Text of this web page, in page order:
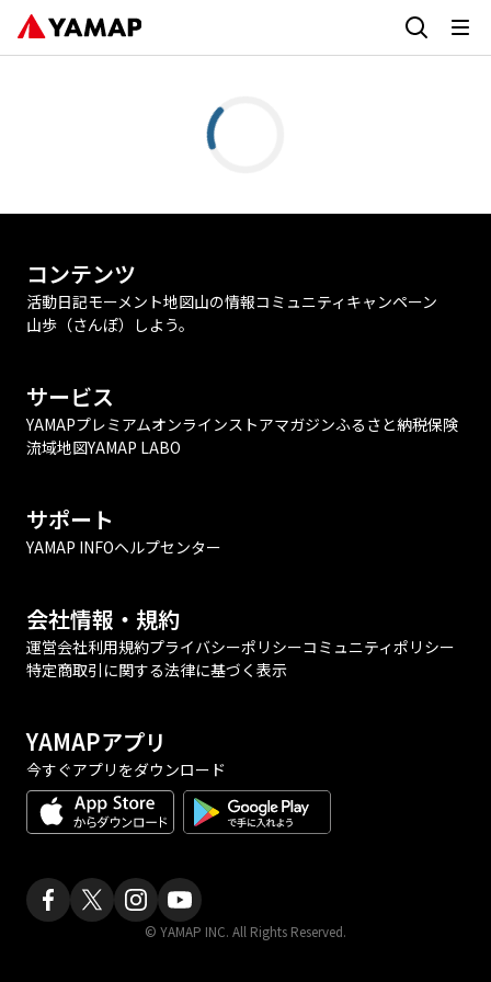
コンテンツ
活動日記モーメント地図山の情報コミュニティ キャンペーン
山歩（さんぽ）しよう。
サービス
YAMAPプレミアムオンラインストアマガジンふるさと納税保険
流域地図YAMAP LABO
サポート
YAMAP INFOヘルプセンター
会社情報・規約
運営会社利用規約プライバシーポリシーコミュニティポリシー
特定商取引に関する法律に基づく表示
YAMAPアプリ
今すぐアプリをダウンロード
© YAMAP INC. All Rights Reserved.